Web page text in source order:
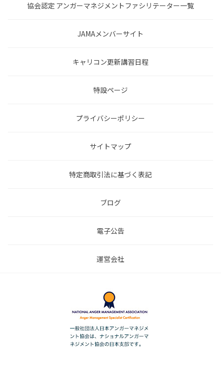
協会認定 アンガーマネジメントファシリテーター一覧
JAMAメンバーサイト
キャリコン更新講習日程
特設ページ
プライバシーポリシー
サイトマップ
特定商取引法に基づく表記
ブログ
電子公告
運営会社